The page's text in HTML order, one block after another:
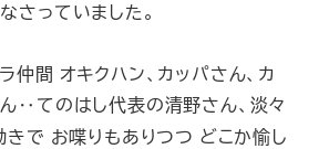
さっていました。
仲間 オキクハン、カッパさん、カ
‥ てのはし代表の清野さん、淡々
きで お喋りもありつつ どこか愉し